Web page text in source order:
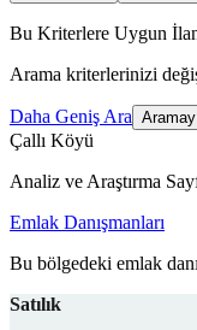
Bu Kriterlere Uygun
Arama kriterlerinizi
Daha Geniş Ara
Çallı Köyü
Analiz ve Araştırma
Emlak Danışmanları
Bu bölgedeki emlak
Satılık